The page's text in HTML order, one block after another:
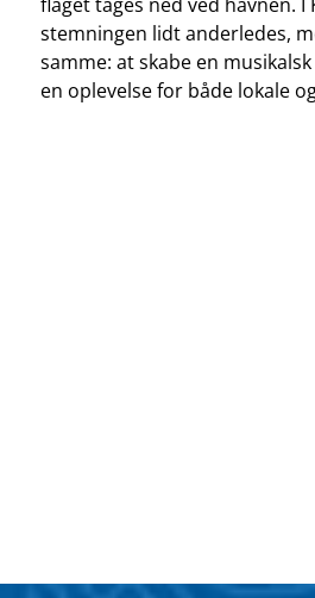
stemningen lidt anderledes,
samme: at skabe en
en oplevelse for både lokale